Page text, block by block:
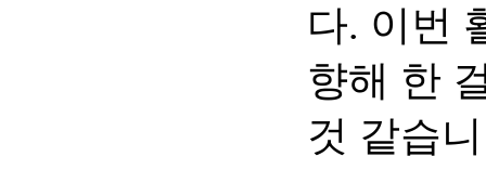
다. 이번
향해 한
것 같습